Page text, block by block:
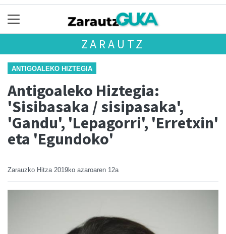
ZARAUTZ
ANTIGOALEKO HIZTEGIA
Antigoaleko Hiztegia:
'Sisibasaka / sisipasaka',
'Gandu', 'Lepagorri', 'Erretxin'
eta 'Egundoko'
Zarauzko Hitza 2019ko azaroaren 12a